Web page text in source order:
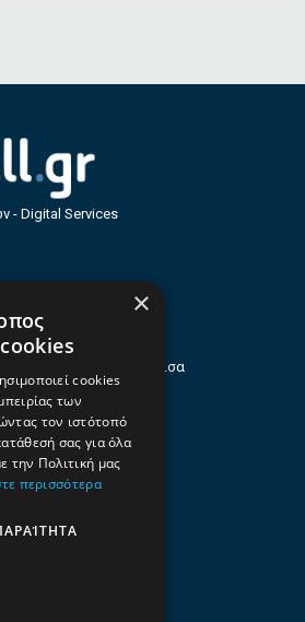
- Digital Services
214 (1ος Όροφος), Λάρισα
Λάρισας
×
cookies
των
τον ιστότοπό
σας για όλα
Πολιτική μας
περισσότερα